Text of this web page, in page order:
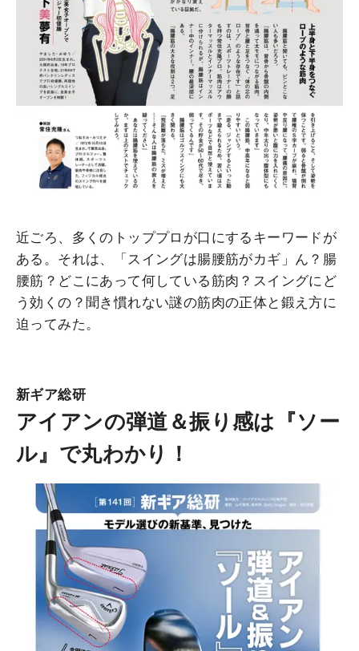
近ごろ、多くのトッププロが口にするキーワードが
ある。それは、「スイングは腸腰筋がカギ」ん？腸
腰筋？どこにあって何している筋肉？スイングにど
う効くの？聞き慣れない謎の筋肉の正体と鍛え方に
迫ってみた。
新ギア総研
アイアンの弾道＆振り感は『ソー
ル』で丸わかり！